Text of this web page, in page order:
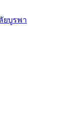
ยบูรพา